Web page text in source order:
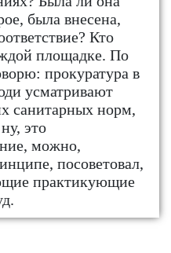
была внесена,
Кто
площадке. По
прокуратура в
усматривают
санитарных норм,
это
можно,
посоветовал,
практикующие